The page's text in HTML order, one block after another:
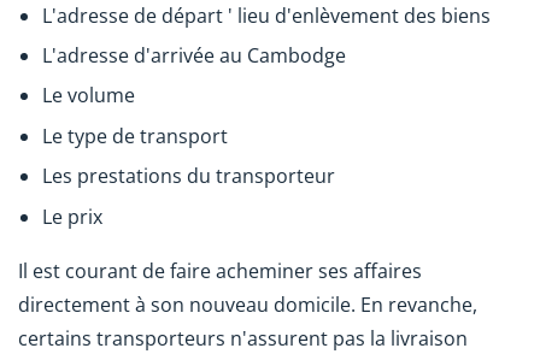
L'adresse de départ ' lieu d'enlèvement des biens
L'adresse d'arrivée au Cambodge
Le volume
Le type de transport
Les prestations du transporteur
Le prix
Il est courant de faire acheminer ses affaires
directement à son nouveau domicile. En revanche,
certains transporteurs n'assurent pas la livraison